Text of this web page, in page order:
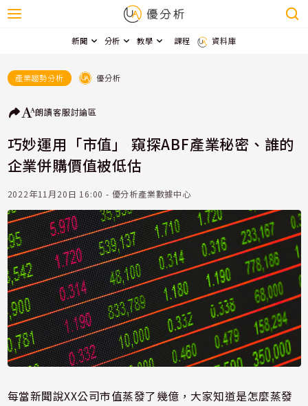
新聞 分析 教學 課程 資料庫
產業趨勢分析 優分析
朗讀客服討論區
巧妙運用「市值」 窺探ABF產業秘密、誰的
企業併購價值被低估
2022年11月20日 16:00 - 優分析產業數據中心
每當新聞說XX公司市值蒸發了幾億，大家知道是怎麼蒸發